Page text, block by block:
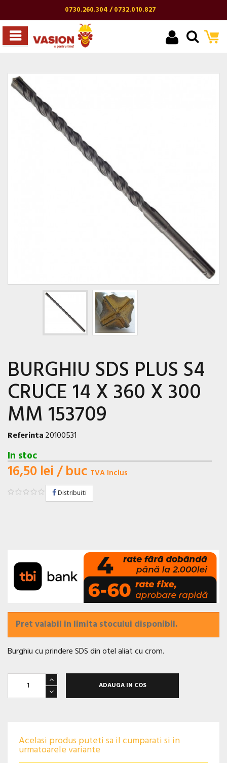
0730.260.304 / 0732.010.827
BURGHIU SDS PLUS S4
CRUCE 14 X 360 X 300
MM 153709
Referinta20100531
In stoc
16,50 lei/ buc TVA Inclus
Distribuiti
Pret valabil in limita stocului disponibil.
Burghiu cu prindere SDS din otel aliat cu crom.
ADAUGA IN COS
Acelasi produs puteti sa il cumparati si in
urmatoarele variante